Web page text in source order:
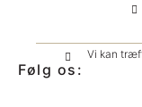
Vi kan
Følg os: